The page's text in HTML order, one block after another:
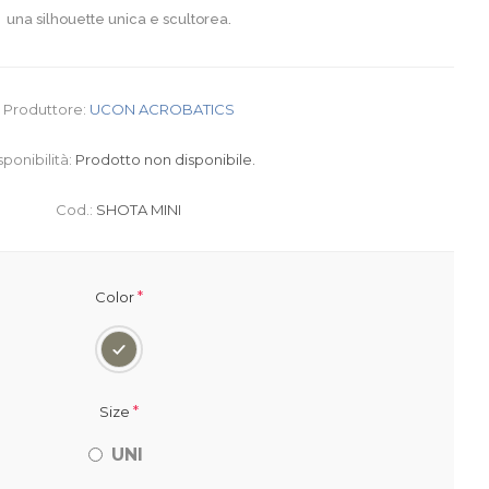
una silhouette unica e scultorea.
Produttore: UCON ACROBATICS
Prodotto non disponibile.
Cod.: SHOTA MINI
Color*
Size *
UNI